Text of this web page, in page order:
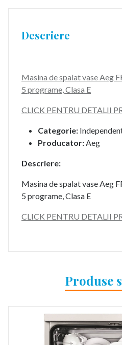
Descriere
Masina de spalat vase Aeg
5 programe, Clasa E
CLICK PENTRU DETALII
Categorie:
Producator:Aeg
Descriere:
Masina de spalat vase Aeg
5 programe, Clasa E
CLICK PENTRU DETALII
Produse